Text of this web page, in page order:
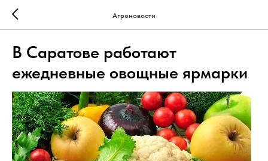
Агроновости
В Саратове работают
ежедневные овощные ярмарки